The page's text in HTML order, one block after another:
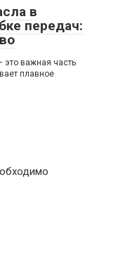
в
передач:
это важная часть
плавное